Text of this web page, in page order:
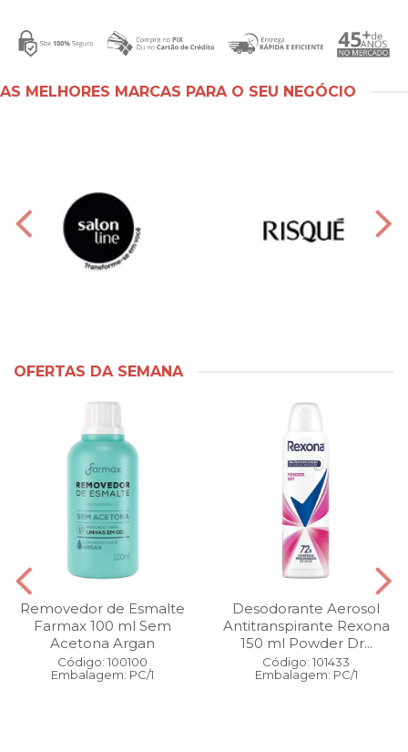
AS MELHORES MARCAS PARA O SEU NEGÓCIO
OFERTAS DA SEMANA
Removedor de Esmalte
Farmax 100 ml Sem
Acetona Argan
Código: 100100
Embalagem: PC/1
Desodorante Aerosol
Antitranspirante Rexona
150 ml Powder Dr...
Código: 101433
Embalagem: PC/1